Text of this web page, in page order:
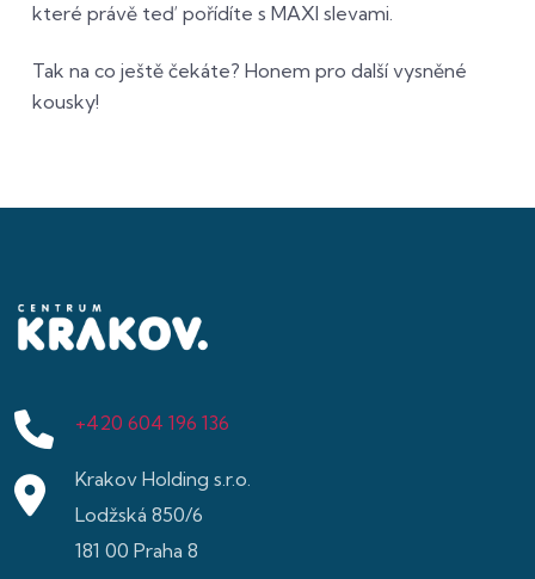
které právě teď pořídíte s MAXI slevami.
Tak na co ještě čekáte? Honem pro další vysněné
kousky!
+420 604 196 136
Krakov Holding s.r.o.
Lodžská 850/6
181 00 Praha 8